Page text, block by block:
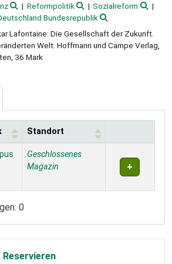
Reformpolitik
Sozialreform
Bundesrepublik
Lafontaine: Die Gesellschaft der Zukunft.
Welt. Hoffmann und Campe Verlag,
36 Mark
Standort
Geschlossenes
Magazin
0